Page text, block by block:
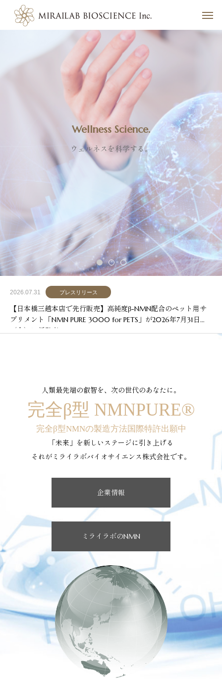
Wellness Science.
ウェルネスを科学する。
2026.07.31 プレスリリース
【日本橋三越本店で先行販売】高純度β-NMN配合のペット用サ
プリメント「NMN PURE 3000 for PETS」が2026年7月31日
（金）に新発売
人類最先端の叡智を、次の世代のあなたに。
完全β型 NMNPURE®
完全β型NMNの製造方法国際特許出願中
「未来」を新しいステージに引き上げる
それがミライラボバイオサイエンス株式会社です。
企業情報
ミライラボのNMN